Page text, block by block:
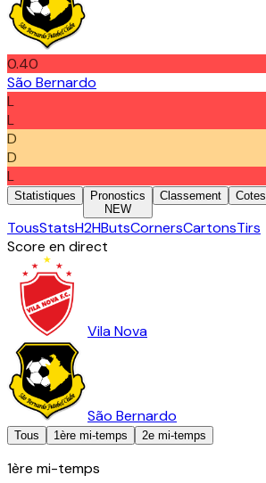
0.40
São Bernardo
L
L
D
D
L
Statistiques
Pronostics
NEW
Classement Cotes
TousStatsH2HButsCornersCartonsTirs
Score en direct
Vila Nova
São Bernardo
Tous 1ère mi-temps 2e mi-temps
1ère mi-temps